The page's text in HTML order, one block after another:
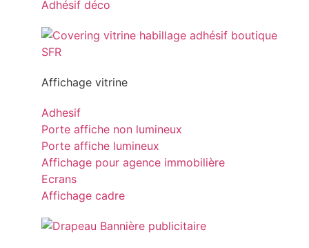
Adhésif déco
Affichage vitrine
Adhesif
Porte affiche non lumineux
Porte affiche lumineux
Affichage pour agence immobilière
Ecrans
Affichage cadre